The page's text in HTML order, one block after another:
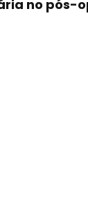
no pós-